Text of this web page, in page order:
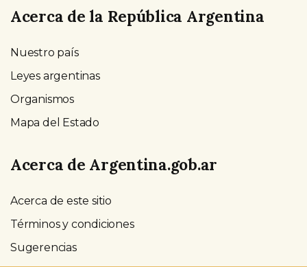
Acerca de la República Argentina
Nuestro país
Leyes argentinas
Organismos
Mapa del Estado
Acerca de Argentina.gob.ar
Acerca de este sitio
Términos y condiciones
Sugerencias